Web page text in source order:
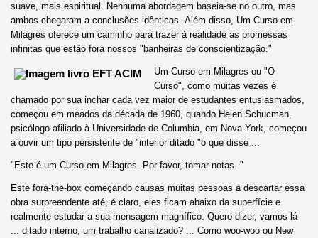
suave, mais espiritual. Nenhuma abordagem baseia-se no outro, mas
ambos chegaram a conclusões idênticas. Além disso, Um Curso em
Milagres oferece um caminho para trazer à realidade as promessas
infinitas que estão fora nossos "banheiras de conscientização."
Um Curso em Milagres ou "O
Curso", como muitas vezes é
chamado por sua inchar cada vez maior de estudantes entusiasmados,
começou em meados da década de 1960, quando Helen Schucman,
psicólogo afiliado à Universidade de Columbia, em Nova York, começou
a ouvir um tipo persistente de "interior ditado "o que disse ...
"Este é um Curso em Milagres. Por favor, tomar notas. "
Este fora-the-box começando causas muitas pessoas a descartar essa
obra surpreendente até, é claro, eles ficam abaixo da superfície e
realmente estudar a sua mensagem magnífico. Quero dizer, vamos lá
... ditado interno, um trabalho canalizado? ... Como woo-woo ou New